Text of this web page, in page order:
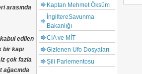
arasında
edilen
bir kapı
çok fazla
ağacında
Kaptan Mehmet Öksüm
İngiltereSavunma
Bakanlığı
CIA ve MİT
Gizlenen Ufo Dosyaları
Şili Parlementosu